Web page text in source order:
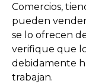
Comercios,
pueden
se lo ofrecen
verifique que
debidamente
trabajan.